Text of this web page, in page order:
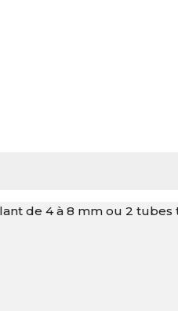
de 4 à 8 mm ou 2